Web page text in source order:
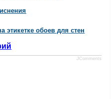
этикетке обоев для стен
JComments